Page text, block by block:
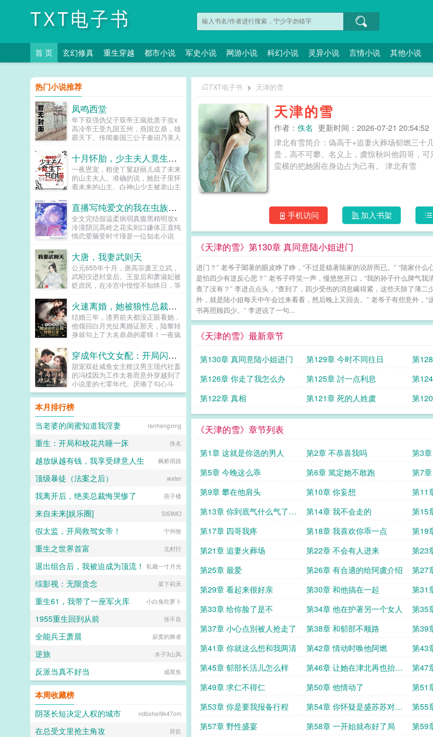
TXT电子书
首 页 玄幻修真 重生穿越 都市小说 军史小说 网游小说 科幻小说 灵异小说 言情小说 其他小说
TXT电子书 > 天津的雪
天津的雪
作者： 佚名 更新时间：2026-07-21 20:54:52
津北有雪简介：偽高干+追妻火葬场郁燃三十
贵，高不可攀。名义上，虞惊秋叫他四哥，
蛮横的把她困在身边占为己有。 津北有雪
手机访问 加入书架
《天津的雪》第130章 真同意陆小姐进门
进门？” 老爷子闔著的眼皮睁了睁，“不过是稳著陆家的说辞而已。” “陆家什
是怕四少有逆反心思？” 老爷子哼笑一声，慢悠悠开口，“我的孙子什么脾气
查了没有？” 李进点点头，“查到了，四少受伤的消息瞒得紧，这些天除了薄
外，就是陆小姐每天中午会过来看看，然后晚上又回去。” 老爷子有些意外，
书再照顾四少。” 李进说了一句...
《天津的雪》最新章节
第130章 真同意陆小姐进门 第129章 今时不同往日 第
第126章 你走了我怎么办 第125章 討一点利息 第
第122章 真相
第121章 死的人姓虞 第
《天津的雪》章节列表
第1章 这就是你选的男人 第2章 不恭喜我吗 第3
第5章 今晚这么乖
第6章 篤定她不敢跑 第7
第9章 攀在他肩头
第10章 你妄想 第11
第13章 你到底气什么气了五
年还过不去
第14章 我不会走的
第15
一起
第17章 四哥我疼
第18章 我喜欢你乖一点 第19
第21章 追妻火葬场
第22章 不会有人进来 第23
第25章 最爱
第26章 有合適的给阿虞介绍 第27
第29章 看起来很好亲
第30章 和他搞在一起 第31
第33章 给你脸了是不
第34章 他在护著另一个女人 第35
第37章 小心点別被人抢走了
第38章 和郁部不顺路
第39
人订
第41章 你就这么想和我两清 第42章 情动时唤他阿燃 第43
第45章 郁部长活儿怎么样
第46章 让她在津北再也抬不
起头
第47
第49章 求仁不得仁
第50章 他情动了 第51
第53章 你是要我报备行程
第54章 你怀疑是盛苏苏对她
不利
第55
第57章 野性盛宴
第58章 一开始就布好了局 第59
热门小说推荐
凤鸣西堂
年下双强伪父子双帝王疯批质子攻x
高冷帝王受九国五州，燕国立鼎，雄
霸天下。传闻秦国三公子秦诏乃美人
心，便将他送去燕国作质子。几渡春
秋，万里霜寒。秦诏乖顺，颇得燕王
宠溺，于及冠年放他归去。哪知三个
月后，他竟扫平障碍，弑父即位。自
此后狼子野心，昭然若揭三载风云变
归化为一，却将精兵对准燕国。强破
宫门之日，未杀一名俘虏，未夺半只
鸡犬。燕王端坐，临视睥睨，不怒而
自威。二人对上视线，促狭中带着几
微眯，仍循着旧日称呼，质问声凛
冽，吾儿，如今可要杀了寡人？秦诏
俯身，骤然折膝跪了下去往日隐忍换
作桀骜，锋锐眉眼经年淬炼，越发显
得狠厉，但唇角柔情却化作了一抹
冠霞帔，金银珠玉贯满箱，另有玺印
一枚，权作信礼。儿臣秦诏笑的璀
璨，忽又改了口，朕，是来迎娶您回
家的。前期日常卖惨求宠博取父王怜
爱的质子攻x每天外冷内热宠溺带娃
高冷美强囚凤帝王受食用注意■时代
架春秋平行时期，称呼及势力地图有
私设。双方无任何亲缘关系，质子到
他国后，称国君为父王。■端水互宠
相爱相杀年龄差7岁年下强强身心
（作者广告位3啵啵）■古耽戎马踏
秋棠心狠手辣权臣攻x老谋深算谋士
受权臣技能之伺候娇生惯养的公子哥
卫攻x狠戾变态王爷受被王爷一个巴
骚大将军x骄扬富贵小少爷被老婆倒
东幻众神审判日疯批大佬x高冷之花
遇到一个顶级疯批罪犯。想杀我？试
失眠的霸总，被手段高超的pua心理
治成了恋爱脑...
十月怀胎，少主夫人竟生下一只白猫
一夜恩宠，粗使丫鬟赵丽儿成了未来
的山主夫人。准确的说，她肚子里怀
着未来的山主。白神山少主被老山主
报拿她当解药。一个月后，赵丽儿被
诊出了喜脉。山主大喜过望，告诉她
生下孩子，不论男女，她都是少主夫
人。十个月后，她生下一只白猫？就
在她打算抱着小猫跑路的时候，少主
到白猫，更是涕泪聚下，他大手一
挥，少主夫人喜得麟儿，全山上下统
统有赏。看着有些癫狂的父子俩，赵
丽儿闭上眼睛。完了，他们都疯
直播写纯爱文的我在虫族封神
全文完结假温柔病弱真腹黑精明攻x
冷漠阴沉高岭之花实则口嫌体正直纯
情恋爱脑受时寸瑾是一位知名小说
睁，穿书变成一只废物雄虫。时寸
瑾？原著烂尾，HE转BE。必须要掰
正剧情，穿书系统才放他回去，偏偏
系统虚弱到休眠，时寸瑾穿越当晚差
点落地成盒。低配天崩开局，死了
起救剧情，还是先想想怎么救自己
吧！时寸瑾融合记忆发现虫族世界文
化贫瘠，干脆捡起老本行连夜在星网
直播写文，开播名字上去就是一个经
天回去早，意外发现他竟然有尾勾？
路过雌虫等等？路过雌虫什么？无数
虫震惊点进这个直播间直到下播都没
人走。新号开播当晚，空降top榜！
时寸瑾一战爆火，纯爱战神席卷糙汉
虫族世界观！越来越多雌虫蹲守直播
间，嘲讽蔑视直说不可能有雄虫阁下
会这样！然后耿直打赏。继室友后，
主播又推出同事医生…等系列纯爱狗
血小说令这群单身寡雌欲罢不能！狂
热追捧！谁都想知道主播是谁！可没
虫能找到。直到有一天向来准时的主
播发了停播通知卷入胡蜂族大战，星
网不稳定，停更。守着直播开播的百
万雌虫？？？悄悄潜水追更的双方统
领停战！紧急停战！先把老师送出
去！！内战可以输，单身雌虫梦之信
仰不能死！！早在发出通知前，时寸
瑾就已脱离危险。谁能想原作者笔力
驾驭不住的狂气拽比受，私底下其实
爱追狗血故事，还悄悄成为他的榜
一，网恋上头愿意直冲战区救cp这会
酷哥脸上带血，眼神阴桀，神情恐怖
骇人。可那双搂着雄虫的手正不停发
抖，动作局促又紧又勒，时寸瑾被抱
得不舒服挣了一下。阿努什卡立刻单
膝跪下小心牵住他的手，有点语无伦
次的颤抖道…不，别怕，对不起，我
马上使用抑制剂。时寸瑾没忍住，摸
了摸他的金发。1主攻时寸瑾x阿努什
卡，锁死禁止拆逆。2文中所有情节
发展均为推动剧情而服务，星际虫族
属于幻想架空题材，请勿脱离剧情讨
论，请勿带入现实，请勿混淆现实与
上线。3别在本文评论区提及其他作
者的文，也别在其他作者评论区提及
本文，尊重他人创作成果。4评论区
请友好交流，和平讨论，禁止人身攻
击，请尽量别写带颜色的段子，走进
评论区遍地裤子实在太过超前。6吵
架伤财运，祝大家恭喜发财。专栏预
收非传统求爱法则求收藏...
大唐，我妻武则天
公元655年十月，唐高宗废王立武，
武昭仪进封皇后。王皇后和萧淑妃被
贬庶民，在冷宫中惶惶不知终日，等
长孙无忌退居幕后，仍不死心，与关
陇贵族们暗中筹谋，寻求废掉武则天
皇后之位。许敬宗李义府等拥武派官
员摩拳擦掌，准备凭拥立皇后之功，
入阁宰事，封侯拜相。一场突如其来
他重新醒来时，大唐所有人的命运，
都将发生改变。...
火速离婚，她被狼性总裁搂腰狂宠
结婚三年，渣男前夫都没正眼看她，
他领回白月光扯离婚证那天，陆黎转
身就勾上了大名鼎鼎的霍铎！一夜疯
算负责？陆黎转身不认人，他霍铎怎
么会缺女人！本以为不会再有交集，
可被他彻底缠上。某天他抵她在墙陆
小姐，咱俩床上挺搭的，霍太太的位
子考虑一下？众人都以为霍铎玩玩而
已，就连陆黎都没当真。后来热搜爆
了图，陆黎切菜划破了手，男人红着
眼圈抱起她乖，以后这些我来干...
穿成年代文女配：开局闪婚硬汉军官
甜宠双处咸鱼女主糙汉男主现代社畜
的冯橖因为工作太卷而意外穿越到了
小说里的七零年代。厌倦了勾心斗
角，为钱拼命的日子的她决心抱住未
婚夫贺南章的粗大腿，好从此过生躺
平摆烂的人生。毕竟这位未婚夫不久
后将会成为书中最强大佬。谁知大佬
不开窍，一心想跟她解除婚约。从此
扑倒贺南章，让他乖乖给自己当靠
起！冯橖有人包办还不好吗？再说了
你！贺南章说的什么胡话！多年后贺
说胡话的！贺南章直接把人扛到婚礼
本月排行榜
当老婆的闺蜜知道我淫妻
renhengxing
重生：开局和校花共睡一床 佚名
越放纵越有钱，我享受肆意人生 枫桥雨路
顶级暴徒（法案之后） water
我离开后，绝美总裁悔哭惨了 燕子楼
来自未来[娱乐圈] SISIMO
假太监，开局救驾女帝！ 宁州牧
重生之世界首富 北村行
退出组合后，我被迫成为顶流！ 私藏一寸月光
综影视：无限贪念 菜下莉禾
重生61，我带了一座军火库 小白兔吃萝卜
1955重生回到从前 张不良
全能兵王萧晨 寂寞的舞者
逆旅 木子3山风
反派当真不好当 咸尾鱼
本周收藏榜
阴茎长短决定人权的城市
ndbxhel9k47om
在总受文里抢主角攻 辞奺